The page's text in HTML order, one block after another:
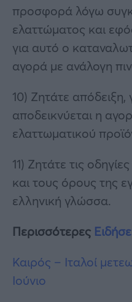
προσφορά λόγω
ελαττώματος και
για αυτό ο
αγορά με ανάλογη
10) Ζητάτε απόδειξη,
αποδεικνύεται η
ελαττωματικού
11) Ζητάτε τις
και τους όρους της
ελληνική γλώσσα.
Περισσότερες
Καιρός – Ιταλοί
Ιούνιο